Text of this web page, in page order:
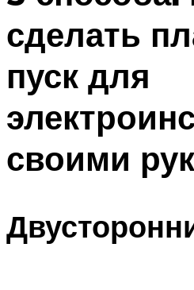
сделать
пуск для
своими